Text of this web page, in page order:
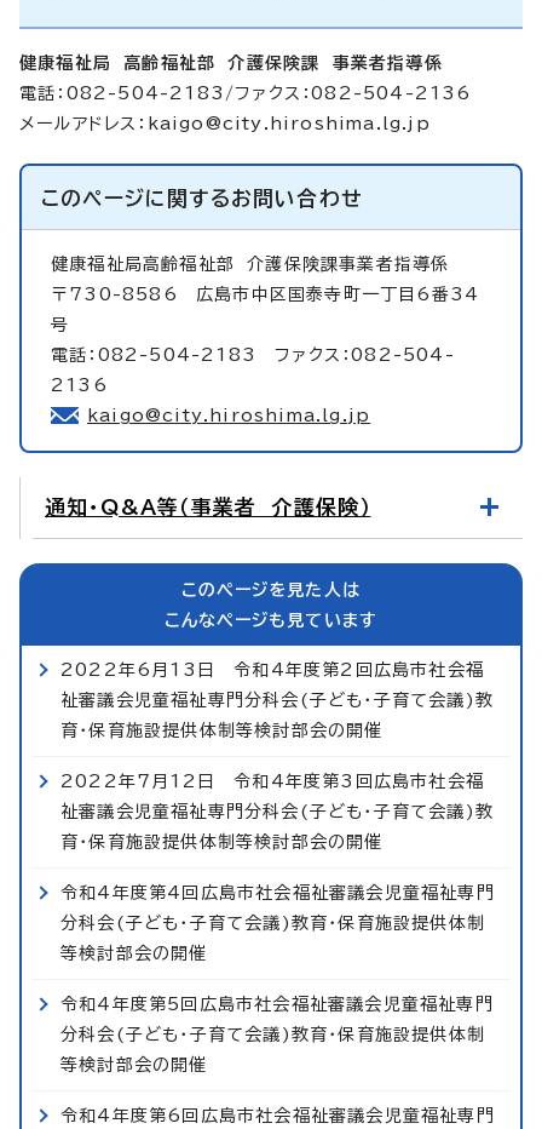
健康福祉局 高齢福祉部 介護保険課 事業者指導係
電話：082-504-2183/ファクス：082-504-2136
メールアドレス： kaigo@city.hiroshima.lg.jp
このページに関するお問い合わせ
健康福祉局高齢福祉部介護保険課事業者指導係
〒730-8586 広島市中区国泰寺町一丁目6番34
号
電話：082-504-2183 ファクス：082-504-
2136
kaigo@city.hiroshima.lg.jp
通知・Q&A等（事業者 介護保険）
このページを見た人は
こんなページも見ています
2022年6月13日 令和4年度第2回広島市社会福
祉審議会児童福祉専門分科会(子ども・子育て会議)教
育・保育施設提供体制等検討部会の開催
2022年7月12日 令和4年度第3回広島市社会福
祉審議会児童福祉専門分科会(子ども・子育て会議)教
育・保育施設提供体制等検討部会の開催
令和4年度第4回広島市社会福祉審議会児童福祉専門
分科会(子ども・子育て会議)教育・保育施設提供体制
等検討部会の開催
令和4年度第5回広島市社会福祉審議会児童福祉専門
分科会(子ども・子育て会議)教育・保育施設提供体制
等検討部会の開催
令和4年度第6回広島市社会福祉審議会児童福祉専門